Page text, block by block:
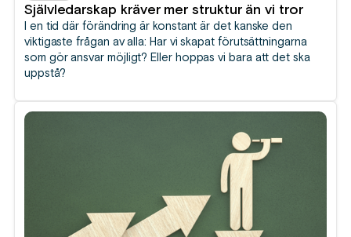
Självledarskap kräver mer struktur än vi tror
I en tid där förändring är konstant är det kanske den
viktigaste frågan av alla: Har vi skapat förutsättningarna
som gör ansvar möjligt? Eller hoppas vi bara att det ska
uppstå?